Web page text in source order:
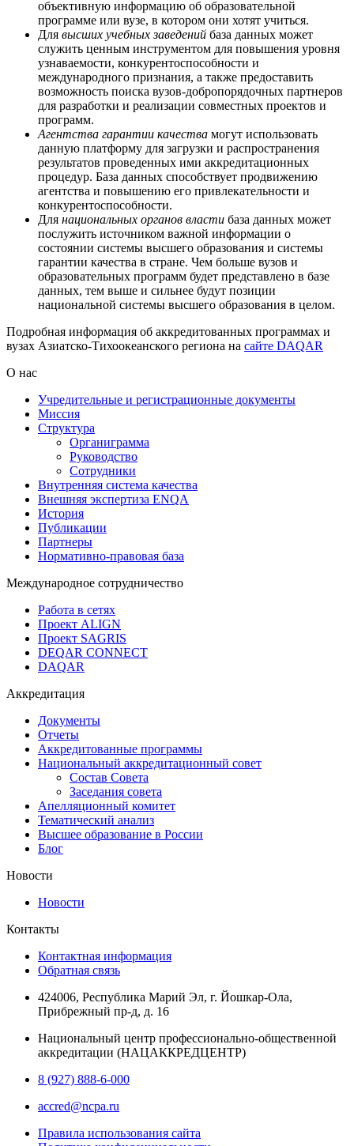
объективную информацию об образовательной
программе или вузе, в котором они хотят учиться.
Для высших учебных заведений база данных может
служить ценным инструментом для повышения уровня
узнаваемости, конкурентоспособности и
международного признания, а также предоставить
возможность поиска вузов-добропорядочных партнеров
для разработки и реализации совместных проектов и
программ.
Агентства гарантии качества могут использовать
данную платформу для загрузки и распространения
результатов проведенных ими аккредитационных
процедур. База данных способствует продвижению
агентства и повышению его привлекательности и
конкурентоспособности.
Для национальных органов власти база данных может
послужить источником важной информации о
состоянии системы высшего образования и системы
гарантии качества в стране. Чем больше вузов и
образовательных программ будет представлено в базе
данных, тем выше и сильнее будут позиции
национальной системы высшего образования в целом.
Подробная информация об аккредитованных программах и
вузах Азиатско-Тихоокеанского региона на сайте DAQAR
О нас
Учредительные и регистрационные документы
Миссия
Структура
Органиграмма
Руководство
Сотрудники
Внутренняя система качества
Внешняя экспертиза ENQA
История
Публикации
Партнеры
Нормативно-правовая база
Международное сотрудничество
Работа в сетях
Проект ALIGN
Проект SAGRIS
DEQAR CONNECT
DAQAR
Аккредитация
Документы
Отчеты
Аккредитованные программы
Национальный аккредитационный совет
Состав Совета
Заседания совета
Апелляционный комитет
Тематический анализ
Высшее образование в России
Блог
Новости
Новости
Контакты
Контактная информация
Обратная связь
424006, Республика Марий Эл, г. Йошкар-Ола,
Прибрежный пр-д, д. 16
Национальный центр профессионально-общественной
аккредитации (НАЦАККРЕДЦЕНТР)
8 (927) 888-6-000
accred@ncpa.ru
Правила использования сайта